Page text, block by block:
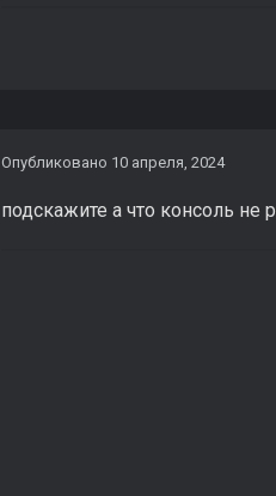
Опубликовано 10 апреля, 2024
подскажите а что консоль